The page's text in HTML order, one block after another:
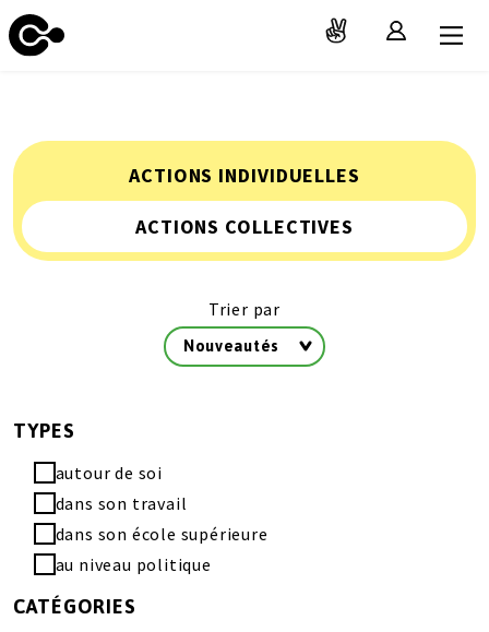
ACTIONS INDIVIDUELLES
ACTIONS COLLECTIVES
Trier par
Nouveautés
TYPES
autour de soi
dans son travail
dans son école supérieure
au niveau politique
CATÉGORIES